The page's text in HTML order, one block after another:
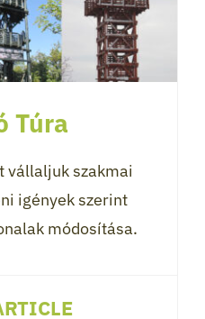
Túra
vállaljuk szakmai
igények szerint
módosítása.